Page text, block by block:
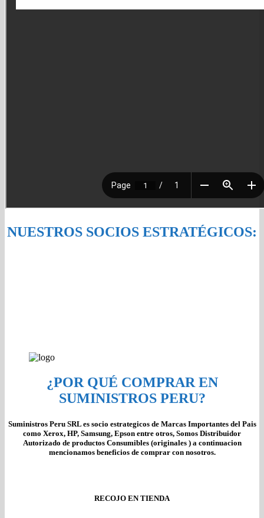
NUESTROS SOCIOS ESTRATÉGICOS:
¿POR QUÉ COMPRAR EN
SUMINISTROS PERU?
Suministros Peru SRL es socio estrategicos de Marcas Importantes del Pais
como Xerox, HP, Samsung, Epson entre otros, Somos Distribuidor
Autorizado de productos Consumibles (originales ) a continuacion
mencionamos beneficios de comprar con nosotros.
RECOJO EN TIENDA